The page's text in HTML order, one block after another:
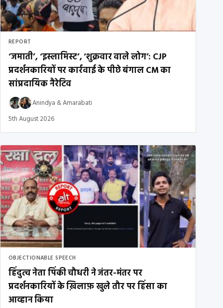
REPORT
‘जमाती’, ‘इस्लामिस्ट’, ‘शुक्रवार वाले लोग’: CJP
प्रदर्शनकारियों पर कार्रवाई के पीछे बंगाल CM का
सांप्रदायिक नैरेटिव
Anindya &Amarabati
5th August 2026
OBJECTIONABLE SPEECH
हिंदुत्व नेता पिंकी चौधरी ने जंतर-मंतर पर
प्रदर्शनकारियों के ख़िलाफ़ खुले तौर पर हिंसा का
आव्हान किया